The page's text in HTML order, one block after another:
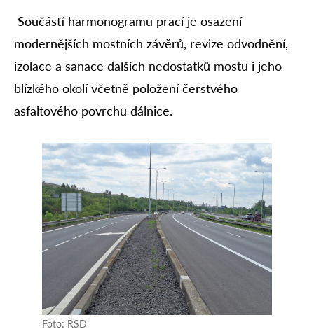
Součástí harmonogramu prací je osazení
modernějších mostních závěrů, revize odvodnění,
izolace a sanace dalších nedostatků mostu i jeho
blízkého okolí včetně položení čerstvého
asfaltového povrchu dálnice.
Foto: ŘSD